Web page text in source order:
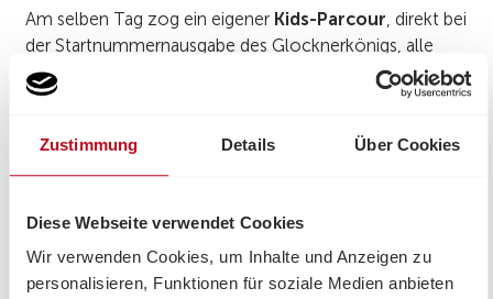
Zustimmung Details Über Cookies
Diese Webseite verwendet Cookies
Wir verwenden Cookies, um Inhalte und Anzeigen zu
personalisieren, Funktionen für soziale Medien anbieten
Am selben Tag zog ein eigener Kids-Parcour, direkt bei
der Startnummernausgabe des Glocknerkönigs, alle
Blicke auf sich. Auf dem abgesperrten Rundkurs
tauchten Kinder spielerisch in die Faszination des
Teamgeist hautnah. Alle jungen Teilnehmenden wurden
mit einer Medaille und einem besonderen
unvergesslicher Tag voller Bewegung, Begegnung und
menschlicher Wärme – ein echtes Highlight für die
ganze Familie.